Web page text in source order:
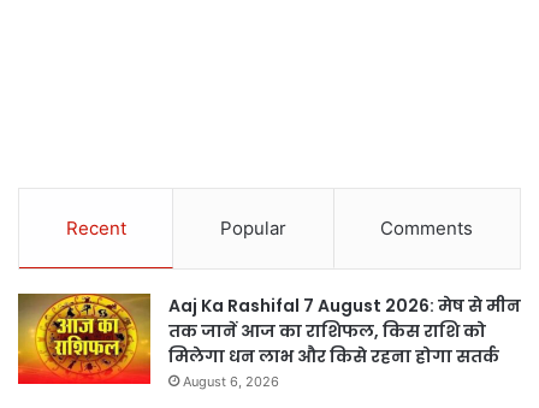
Recent Popular Comments
Aaj Ka Rashifal 7 August 2026: मेष से मीन
तक जानें आज का राशिफल, किस राशि को
मिलेगा धन लाभ और किसे रहना होगा सतर्क
August 6, 2026